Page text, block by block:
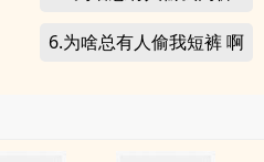
6.为啥总有人偷我短裤 啊